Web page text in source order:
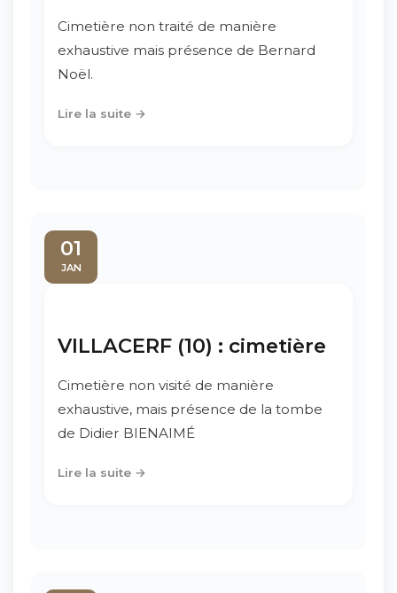
Cimetière non traité de manière
exhaustive mais présence de Bernard
Noël.
Lire la suite →
01
JAN
VILLACERF (10) : cimetière
Cimetière non visité de manière
exhaustive, mais présence de la tombe
de Didier BIENAIMÉ
Lire la suite →